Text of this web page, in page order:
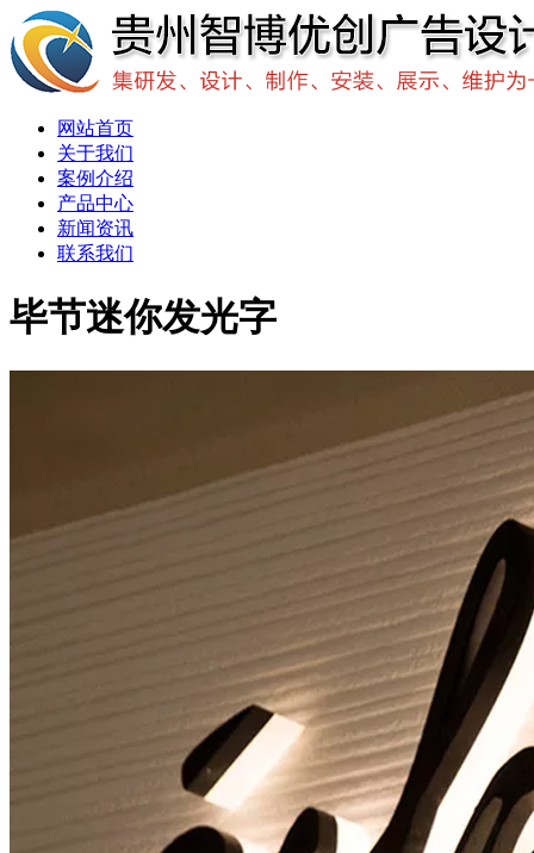
网站首页
关于我们
案例介绍
产品中心
新闻资讯
联系我们
毕节迷你发光字